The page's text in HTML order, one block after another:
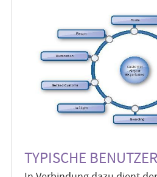
TYPISCHE